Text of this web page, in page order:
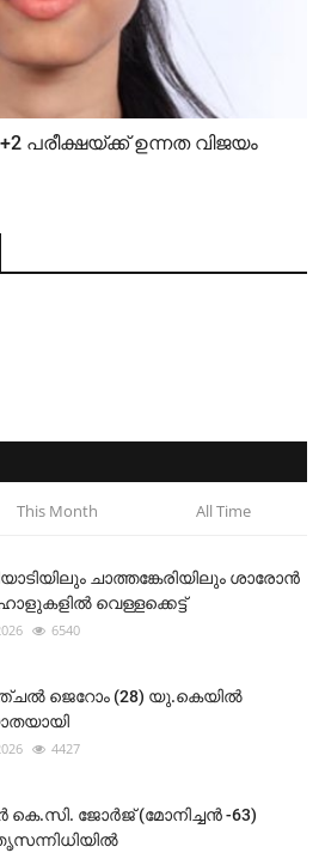
+2 പരീക്ഷയ്ക്ക് ഉന്നത വിജയം
This Month All Time
ചാത്തങ്കേരിയിലും ശാരോൻ
വെള്ളക്കെട്ട്
6540
ജെറോം (28) യു.കെയിൽ
4427
കെ.സി. ജോർജ് (മോനിച്ചൻ -63)